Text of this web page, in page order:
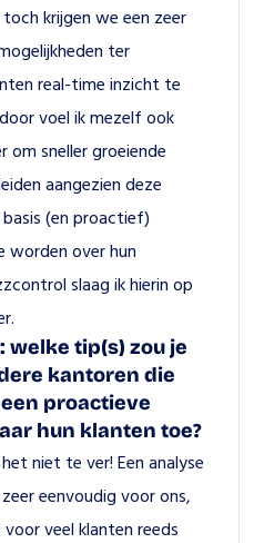
krijgen we een zeer
ter
real-time inzicht te
voel ik mezelf ook
om sneller groeiende
aangezien deze
(en proactief)
worden over hun
slaag ik hierin op
welke tip(s) zou je
kantoren die
proactieve
hun klanten toe?
niet te ver! Een analyse
eenvoudig voor ons,
veel klanten reeds